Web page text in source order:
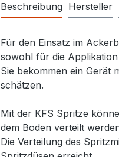
Beschreibung Hersteller
Für den Einsatz im
sowohl für die
Sie bekommen ein Gerät
schätzen.
Mit der KFS Spritze
dem Boden verteilt
Die Verteilung des